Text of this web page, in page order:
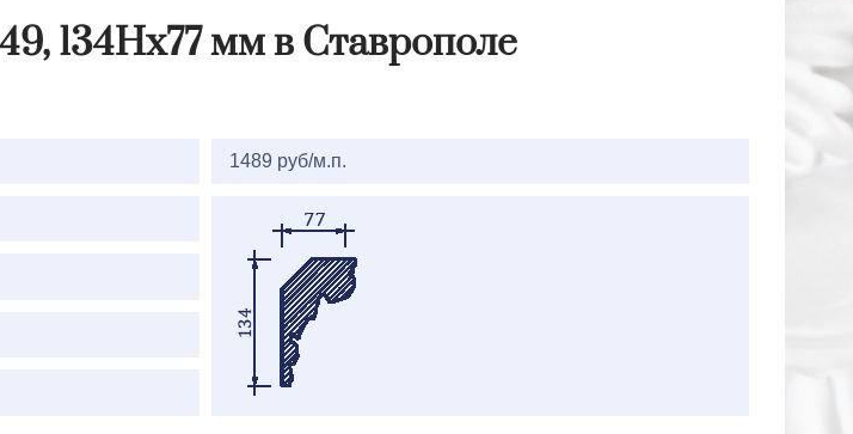
134Hх77 мм в Ставрополе
1489 руб/м.п.